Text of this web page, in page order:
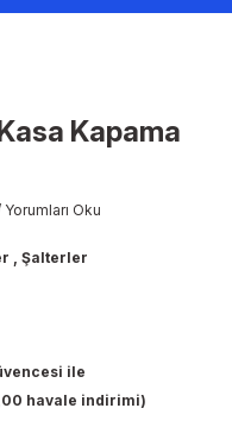
Kapama
Oku
,Şalterler
ile
havale indirimi)